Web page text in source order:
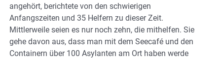
angehört, berichtete von den schwierigen
Anfangszeiten und 35 Helfern zu dieser Zeit.
Mittlerweile seien es nur noch zehn, die mithelfen. Sie
gehe davon aus, dass man mit dem Seecafé und den
Containern über 100 Asylanten am Ort haben werde